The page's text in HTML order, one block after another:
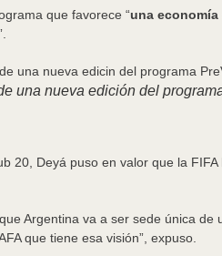
que favorece “una
una nueva edición del
20, Deyá puso en valor que la
Argentina va a ser sede única
que tiene esa visión”, expuso.